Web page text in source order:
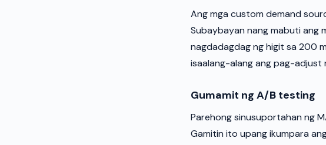
Ang mga custom demand
Subaybayan nang mabuti ang
nagdadagdag ng higit sa 200
isaalang-alang ang pag-
Gumamit ng A/B testing
Parehong sinusuportahan ng
Gamitin ito upang ikumpara